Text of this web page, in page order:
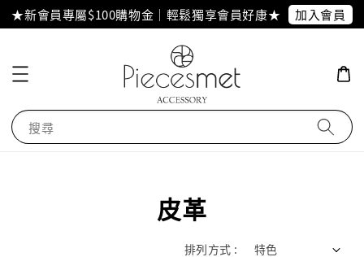
★新會員專屬$100購物金｜輕鬆獨享會員好康★ 加入會員
搜尋
皮革
排列方式 :